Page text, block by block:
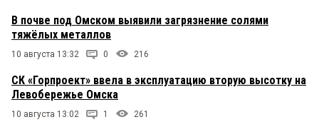
В почве под Омском выявили загрязнение солями
тяжёлых металлов
10 августа 13:32 0 216
СК «Горпроект» ввела в эксплуатацию вторую высотку на
Левобережье Омска
10 августа 13:02 1 261